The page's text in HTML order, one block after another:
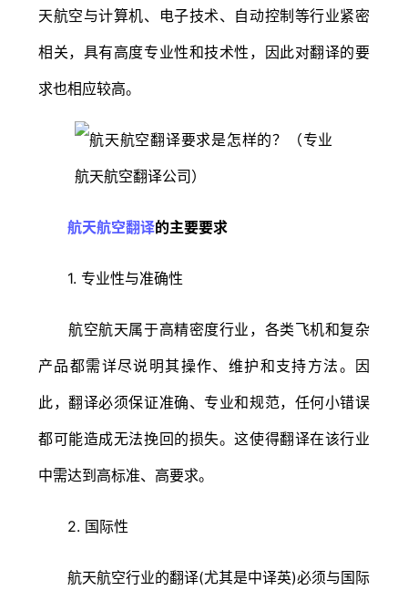
天航空与计算机、电子技术、自动控制等行业紧密
相关，具有高度专业性和技术性，因此对翻译的要
求也相应较高。
航天航空翻译的主要要求
1. 专业性与准确性
航空航天属于高精密度行业，各类飞机和复杂
产品都需详尽说明其操作、维护和支持方法。因
此，翻译必须保证准确、专业和规范，任何小错误
都可能造成无法挽回的损失。这使得翻译在该行业
中需达到高标准、高要求。
2. 国际性
航天航空行业的翻译(尤其是中译英)必须与国际